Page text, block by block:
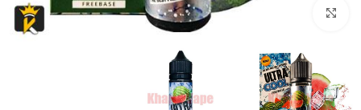
بزرگنمایی تصویر